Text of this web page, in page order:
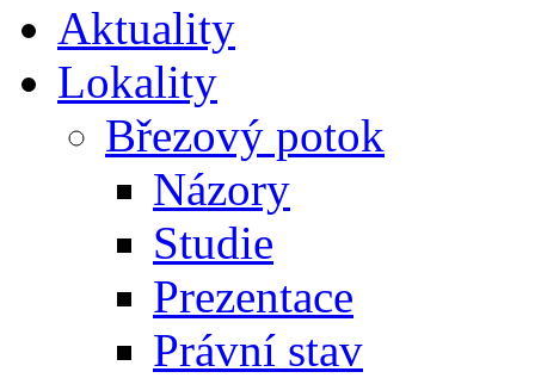
Aktuality
Lokality
Březový potok
Názory
Studie
Prezentace
Právní stav